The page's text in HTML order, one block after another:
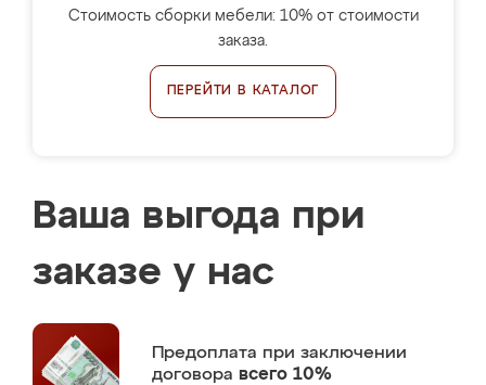
Стоимость сборки мебели: 10% от стоимости
заказа.
ПЕРЕЙТИ В КАТАЛОГ
Ваша выгода при
заказе у нас
Предоплата при заключении
договора всего 10%